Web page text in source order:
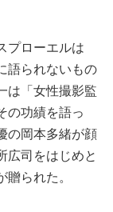
プローエルは
語られないもの
は「女性撮影監
の功績を語っ
の岡本多緒が顔
広司をはじめと
られた。